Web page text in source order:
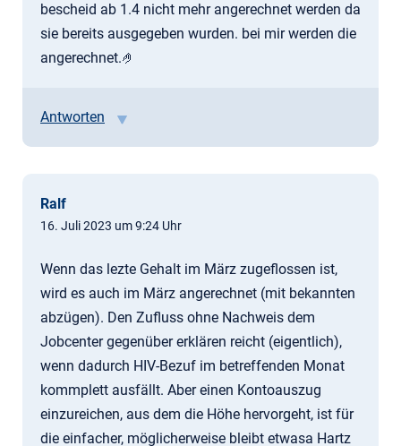
bescheid ab 1.4 nicht mehr angerechnet werden da
sie bereits ausgegeben wurden. bei mir werden die
angerechnet.🤌
Antworten
Ralf
16. Juli 2023 um 9:24 Uhr
Wenn das lezte Gehalt im März zugeflossen ist,
wird es auch im März angerechnet (mit bekannten
abzügen). Den Zufluss ohne Nachweis dem
Jobcenter gegenüber erklären reicht (eigentlich),
wenn dadurch HIV-Bezuf im betreffenden Monat
kommplett ausfällt. Aber einen Kontoauszug
einzureichen, aus dem die Höhe hervorgeht, ist für
die einfacher, möglicherweise bleibt etwasa Hartz